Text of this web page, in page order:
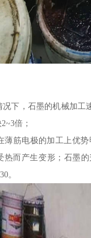
下，石墨的机械加工
倍；
薄筋电极的加工上优
热而产生变形；石墨的
。